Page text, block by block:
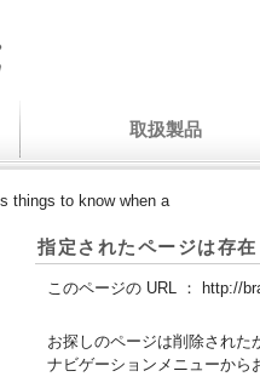
取扱製品
things to know when a
指定されたページは存
このページの URL ： http://
お探しのページは削除された
ナビゲーションメニューから